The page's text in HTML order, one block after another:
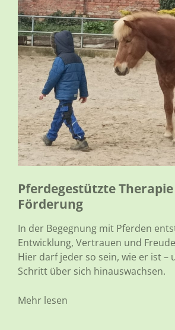
Pferdegestützte
Förderung
In der Begegnung mit Pferden
Entwicklung, Vertrauen und
Hier darf jeder so sein, wie er ist –
Schritt über sich hinauswachsen.
Mehr lesen